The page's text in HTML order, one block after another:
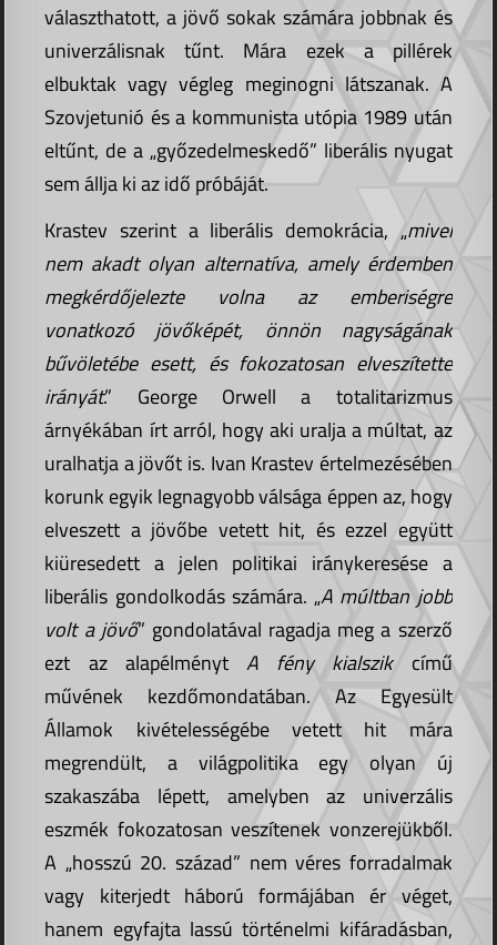
választhatott, a jövő sokak számára jobbnak és
univerzálisnak tűnt. Mára ezek a pillérek
elbuktak vagy végleg meginogni látszanak. A
Szovjetunió és a kommunista utópia 1989 után
eltűnt, de a „győzedelmeskedő” liberális nyugat
sem állja ki az idő próbáját.
Krastev szerint a liberális demokrácia, „mivel
nem akadt olyan alternatíva, amely érdemben
megkérdőjelezte volna az emberiségre
vonatkozó jövőképét, önnön nagyságának
bűvöletébe esett, és fokozatosan elveszítette
irányát.” George Orwell a totalitarizmus
árnyékában írt arról, hogy aki uralja a múltat, az
uralhatja a jövőt is. Ivan Krastev értelmezésében
korunk egyik legnagyobb válsága éppen az, hogy
elveszett a jövőbe vetett hit, és ezzel együtt
kiüresedett a jelen politikai iránykeresése a
liberális gondolkodás számára. „A múltban jobb
volt a jövő” gondolatával ragadja meg a szerző
ezt az alapélményt A fény kialszik című
művének kezdőmondatában. Az Egyesült
Államok kivételességébe vetett hit mára
megrendült, a világpolitika egy olyan új
szakaszába lépett, amelyben az univerzális
eszmék fokozatosan veszítenek vonzerejükből.
A „hosszú 20. század” nem véres forradalmak
vagy kiterjedt háború formájában ér véget,
hanem egyfajta lassú történelmi kifáradásban,